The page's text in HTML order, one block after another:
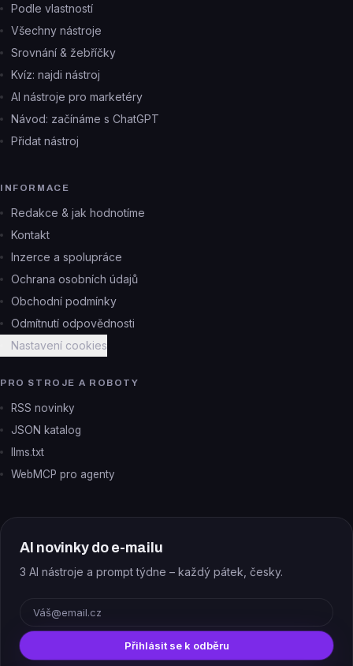
Podle vlastností
Všechny nástroje
Srovnání & žebříčky
Kvíz: najdi nástroj
AI nástroje pro marketéry
Návod: začínáme s ChatGPT
Přidat nástroj
INFORMACE
Redakce & jak hodnotíme
Kontakt
Inzerce a spolupráce
Ochrana osobních údajů
Obchodní podmínky
Odmítnutí odpovědnosti
Nastavení cookies
PRO STROJE A ROBOTY
RSS novinky
JSON katalog
llms.txt
WebMCP pro agenty
AI novinky do e-mailu
3 AI nástroje a prompt týdne – každý pátek, česky.
Přihlásit se k odběru